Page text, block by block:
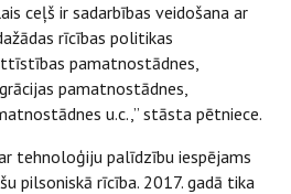
ceļš ir sadarbības veidošana ar
rīcības politikas
pamatnostādnes,
pamatnostādnes,
u.c.,” stāsta pētniece.
tehnoloģiju palīdzību iespējams
pilsoniskā rīcība. 2017. gadā tika